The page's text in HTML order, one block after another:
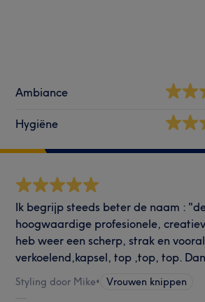
Ambiance
Hygiëne
Ik begrijp steeds beter de naam :
hoogwaardige profesionele,
heb weer een scherp, strak en
verkoelend,kapsel, top ,top, top.
Styling door Mike• Vrouwen knippen